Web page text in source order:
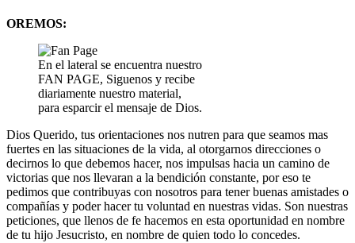
OREMOS:
En el lateral se encuentra nuestro
FAN PAGE, Siguenos y recibe
diariamente nuestro material,
para esparcir el mensaje de Dios.
Dios Querido, tus orientaciones nos nutren para que seamos mas
fuertes en las situaciones de la vida, al otorgarnos direcciones o
decirnos lo que debemos hacer, nos impulsas hacia un camino de
victorias que nos llevaran a la bendición constante, por eso te
pedimos que contribuyas con nosotros para tener buenas amistades o
compañías y poder hacer tu voluntad en nuestras vidas. Son nuestras
peticiones, que llenos de fe hacemos en esta oportunidad en nombre
de tu hijo Jesucristo, en nombre de quien todo lo concedes.